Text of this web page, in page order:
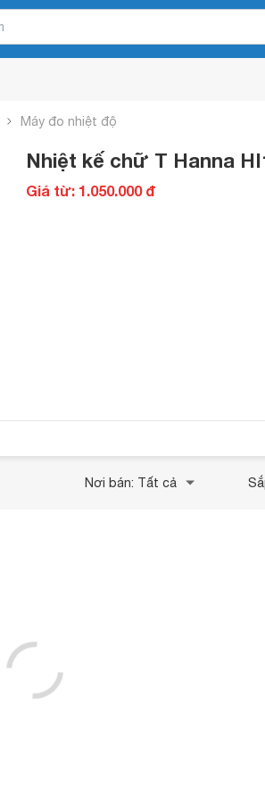
Máy đo nhiệt độ
Nhiệt kế chữ T Hanna
Giá từ: 1.050.000 đ
Nơi bán: Tất cả